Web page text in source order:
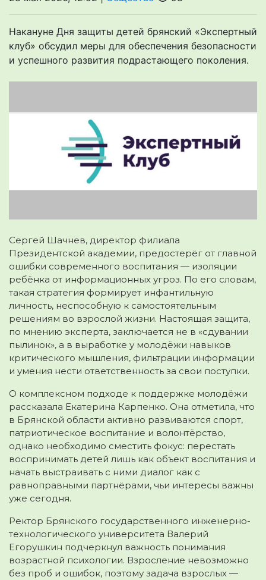
Накануне Дня защиты детей брянский «Экспертный
клуб» обсудил меры для обеспечения безопасности
и успешного развития подрастающего поколения.
Сергей Шачнев, директор филиала
Президентской академии, предостерёг от главной
ошибки современного воспитания — изоляции
ребёнка от информационных угроз. По его словам,
такая стратегия формирует инфантильную
личность, неспособную к самостоятельным
решениям во взрослой жизни. Настоящая защита,
по мнению эксперта, заключается не в «сдувании
пылинок», а в выработке у молодёжи навыков
критического мышления, фильтрации информации
и умения нести ответственность за свои поступки.
О комплексном подходе к поддержке молодёжи
рассказала Екатерина Карпенко. Она отметила, что
в Брянской области активно развиваются спорт,
патриотическое воспитание и волонтёрство,
однако необходимо сместить фокус: перестать
воспринимать детей лишь как объект воспитания и
начать выстраивать с ними диалог как с
равноправными партнёрами, чьи интересы важны
уже сегодня.
Ректор Брянского государственного инженерно-
технологического университета Валерий
Егорушкин подчеркнул важность понимания
возрастной психологии. Взросление невозможно
без проб и ошибок, поэтому задача взрослых —